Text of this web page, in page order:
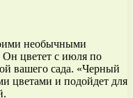
необычными
Он цветет с июля по
вашего сада. «Черный
цветами и подойдет для